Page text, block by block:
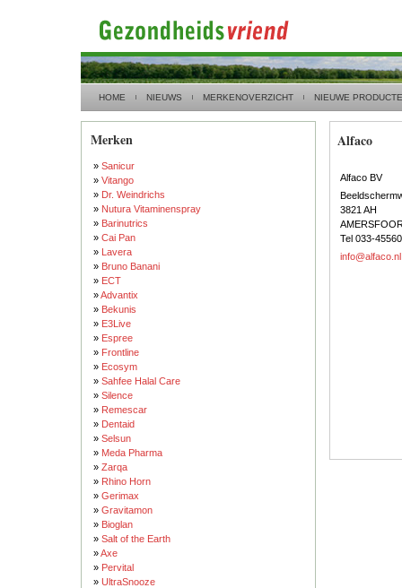
HOME NIEUWS MERKENOVERZICHT NIEUWE
Merken
» Sanicur
» Vitango
» Dr. Weindrichs
» Nutura Vitaminenspray
» Barinutrics
» Cai Pan
» Lavera
» Bruno Banani
» ECT
»Advantix
» Bekunis
» E3Live
» Espree
» Frontline
» Ecosym
» Sahfee Halal Care
» Silence
» Remescar
» Dentaid
» Selsun
» Meda Pharma
» Zarqa
» Rhino Horn
» Gerimax
» Gravitamon
» Bioglan
» Salt of the Earth
»Axe
» Pervital
» UltraSnooze
Alfaco
Alfaco BV
3821 AH
Tel 033-
info@alfaco.nl